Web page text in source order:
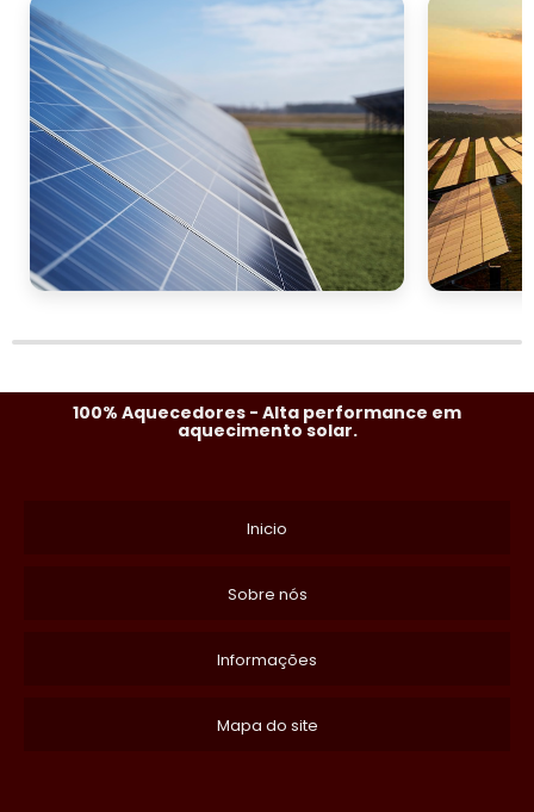
100% Aquecedores - Alta performance em
aquecimento solar.
Inicio
Sobre nós
Informações
Mapa do site